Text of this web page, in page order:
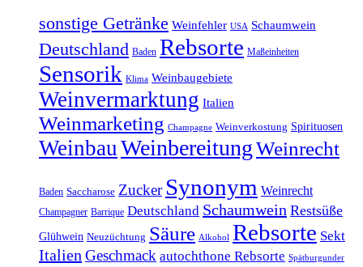
sonstige Getränke Weinfehler USA Schaumwein
Deutschland Baden Rebsorte Maßeinheiten
Sensorik Klima Weinbaugebiete
Weinvermarktung Italien
Weinmarketing Champagne Weinverkostung Spirituosen
Weinbau WeinbereitungWeinrecht
Baden Saccharose Zucker Synonym Weinrecht
Champagner Barrique Deutschland Schaumwein Restsüße
Glühwein Neuzüchtung Säure Alkohol Rebsorte Sekt
Italien Geschmack autochthone Rebsorte Spätburgunder